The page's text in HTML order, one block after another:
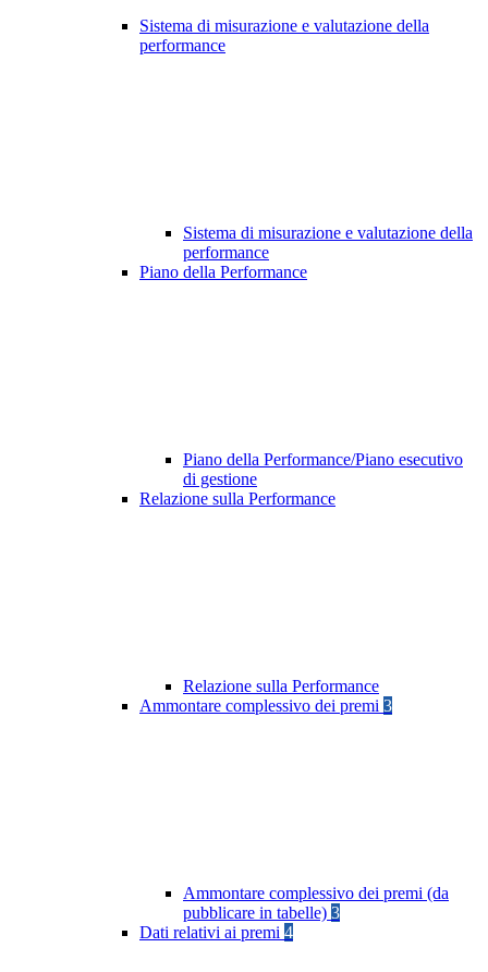
Sistema di misurazione e valutazione della
performance
Sistema di misurazione e valutazione della
performance
Piano della Performance
Piano della Performance/Piano esecutivo
di gestione
Relazione sulla Performance
Relazione sulla Performance
Ammontare complessivo dei premi 3
Ammontare complessivo dei premi (da
pubblicare in tabelle) 3
Dati relativi ai premi 4